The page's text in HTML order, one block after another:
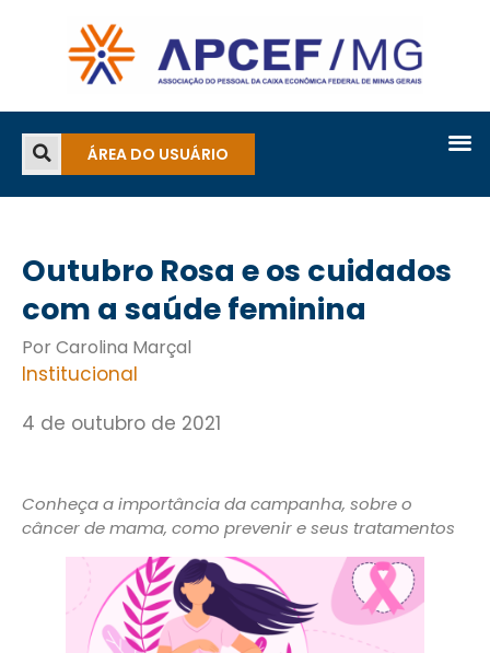
ÁREA DO USUÁRIO
Outubro Rosa e os cuidados
com a saúde feminina
Por Carolina Marçal
Institucional
4 de outubro de 2021
Conheça a importância da campanha, sobre o
câncer de mama, como prevenir e seus tratamentos